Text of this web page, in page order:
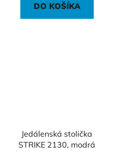
DO KOŠÍKA
Jedálenská stolička
STRIKE 2130, modrá